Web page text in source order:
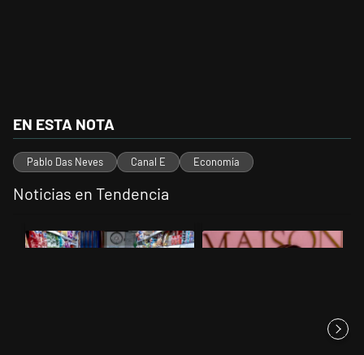
EN ESTA NOTA
Pablo Das Neves Canal E Economía
Noticias en Tendencia
Un artículo de tendencia con el título "La inflación en CABA marcó
Un artículo de tendencia con el